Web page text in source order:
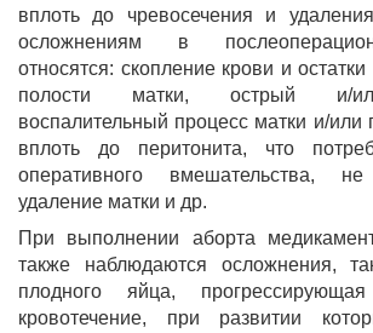
вплоть до чревосечения и
осложнениям в
относятся: скопление крови и
полости матки, острый и/
воспалительный процесс матки и/или
вплоть до перитонита, что
оперативного вмешательства,
удаление матки и др.
При выполнении аборта
также наблюдаются осложнения,
плодного яйца, прогрессирующая
кровотечение, при развитии